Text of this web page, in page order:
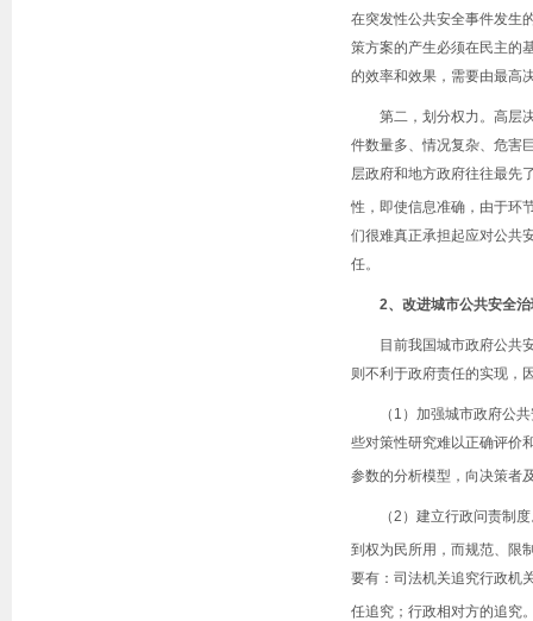
在突发性公共安全事件发生
策方案的产生必须在民主的
的效率和效果，需要由最高
第二，划分权力。高层
件数量多、情况复杂、危害
层政府和地方政府往往最先
性，即使信息准确，由于环
们很难真正承担起应对公共
任。
2、改进城市公共安全
目前我国城市政府公共
则不利于政府责任的实现，
（ 1 ）加强城市政府公
些对策性研究难以正确评价
参数的分析模型，向决策者
（2 ）建立行政问责制
到权为民所用，而规范、限
要有：司法机关追究行政机
任追究；行政相对方的追究